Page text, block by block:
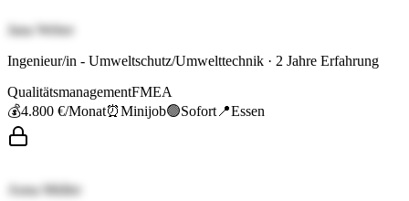
Jana Weber
Ingenieur/in - Umweltschutz/Umwelttechnik · 2 Jahre Erfahrung
QualitätsmanagementFMEA
💰4.800 €/Monat⏰Minijob🟢Sofort 📍Essen
Anna Müller